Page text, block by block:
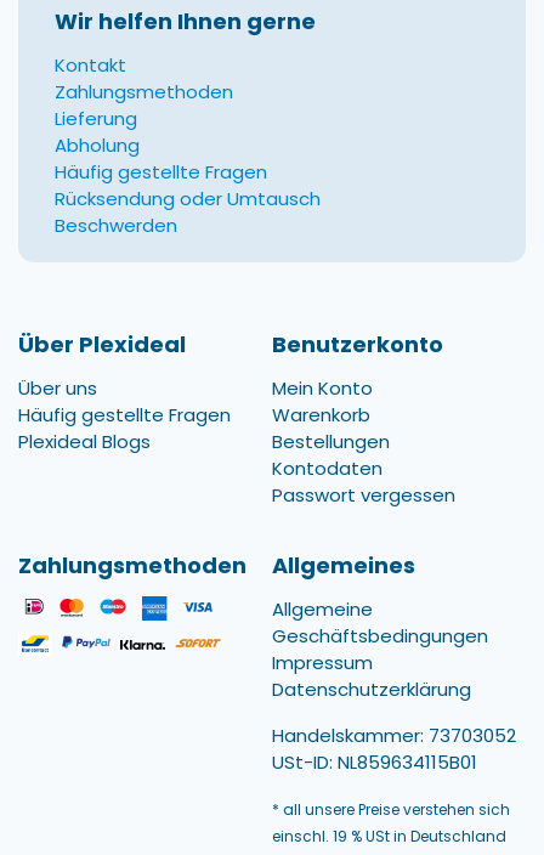
Wir helfen Ihnen gerne
Kontakt
Zahlungsmethoden
Lieferung
Abholung
Häufig gestellte Fragen
Rücksendung oder Umtausch
Beschwerden
Über Plexideal
Über uns
Häufig gestellte Fragen
Plexideal Blogs
Benutzerkonto
Mein Konto
Warenkorb
Bestellungen
Kontodaten
Passwort vergessen
Zahlungsmethoden Allgemeines
Allgemeine
Geschäftsbedingungen
Impressum
Datenschutzerklärung
Handelskammer: 73703052
USt-ID: NL859634115B01
* all unsere Preise verstehen sich
einschl. 19 % USt in Deutschland